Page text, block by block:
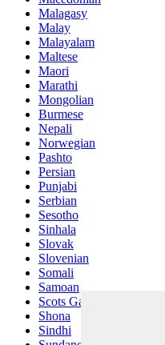
Malagasy
Malay
Malayalam
Maltese
Maori
Marathi
Mongolian
Burmese
Nepali
Norwegian
Pashto
Persian
Punjabi
Serbian
Sesotho
Sinhala
Slovak
Slovenian
Somali
Samoan
Scots Gaelic
Shona
Sindhi